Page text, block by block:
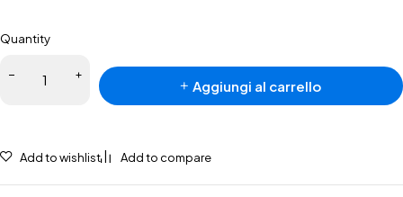
Quantity
Crazyfast.3
Aggiungi al carrello
Add to wishlist Add to compare